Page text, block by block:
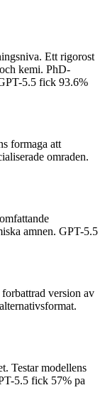
. Ett rigorost
kemi. PhD-
5.5 fick 93.6%
formaga att
omraden.
amnen. GPT-5.5
version av
. Testar modellens
5.5 fick 57% pa